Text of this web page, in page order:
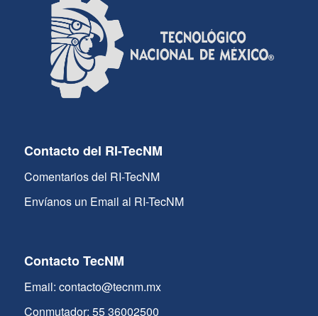
Contacto del RI-TecNM
Comentarios del RI-TecNM
Envíanos un Email al RI-TecNM
Contacto TecNM
Email: contacto@tecnm.mx
Conmutador: 55 36002500